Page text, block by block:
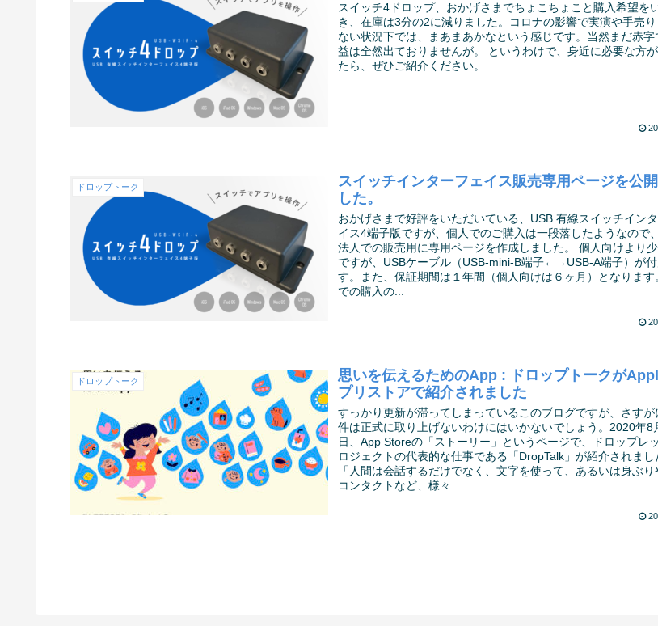
スイッチ4ドロップ、おかげさまでちょこちょこと購入希望を
き、在庫は3分の2に減りました。コロナの影響で実演や手売り
ない状況下では、まあまあかなという感じです。当然まだ赤字
益は全然出ておりませんが。 というわけで、身近に必要な方
たら、ぜひご紹介ください。
ドロップトーク
スイッチインターフェイス販売専用ページを公
した。
おかげさまで好評をいただいている、USB 有線スイッチイン
イス4端子版ですが、個人でのご購入は一段落したようなので
法人での販売用に専用ページを作成しました。 個人向けより
ですが、USBケーブル（USB-mini-B端子←→USB-A端子）が付
す。また、保証期間は１年間（個人向けは６ヶ月）となります
での購入の...
ドロップトーク
思いを伝えるためのApp : ドロップトークが
プリストアで紹介されました
すっかり更新が滞ってしまっているこのブログですが、さすが
件は正式に取り上げないわけにはいかないでしょう。2020年8
日、App Storeの「ストーリー」というページで、ドロップレ
ロジェクトの代表的な仕事である「DropTalk」が紹介されまし
「人間は会話するだけでなく、文字を使って、あるいは身ぶり
コンタクトなど、様々...